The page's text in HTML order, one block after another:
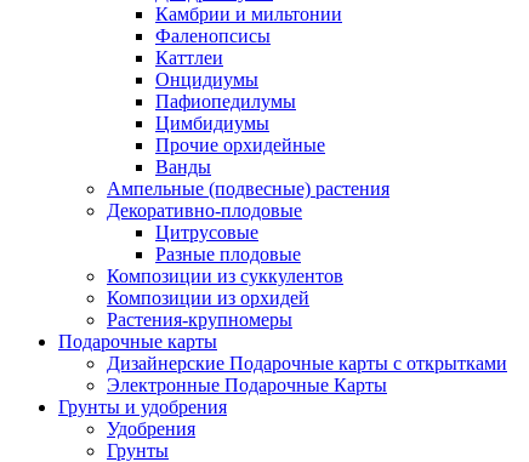
Камбрии и мильтонии
Фаленопсисы
Каттлеи
Онцидиумы
Пафиопедилумы
Цимбидиумы
Прочие орхидейные
Ванды
Ампельные (подвесные) растения
Декоративно-плодовые
Цитрусовые
Разные плодовые
Композиции из суккулентов
Композиции из орхидей
Растения-крупномеры
Подарочные карты
Дизайнерские Подарочные карты с открытками
Электронные Подарочные Карты
Грунты и удобрения
Удобрения
Грунты